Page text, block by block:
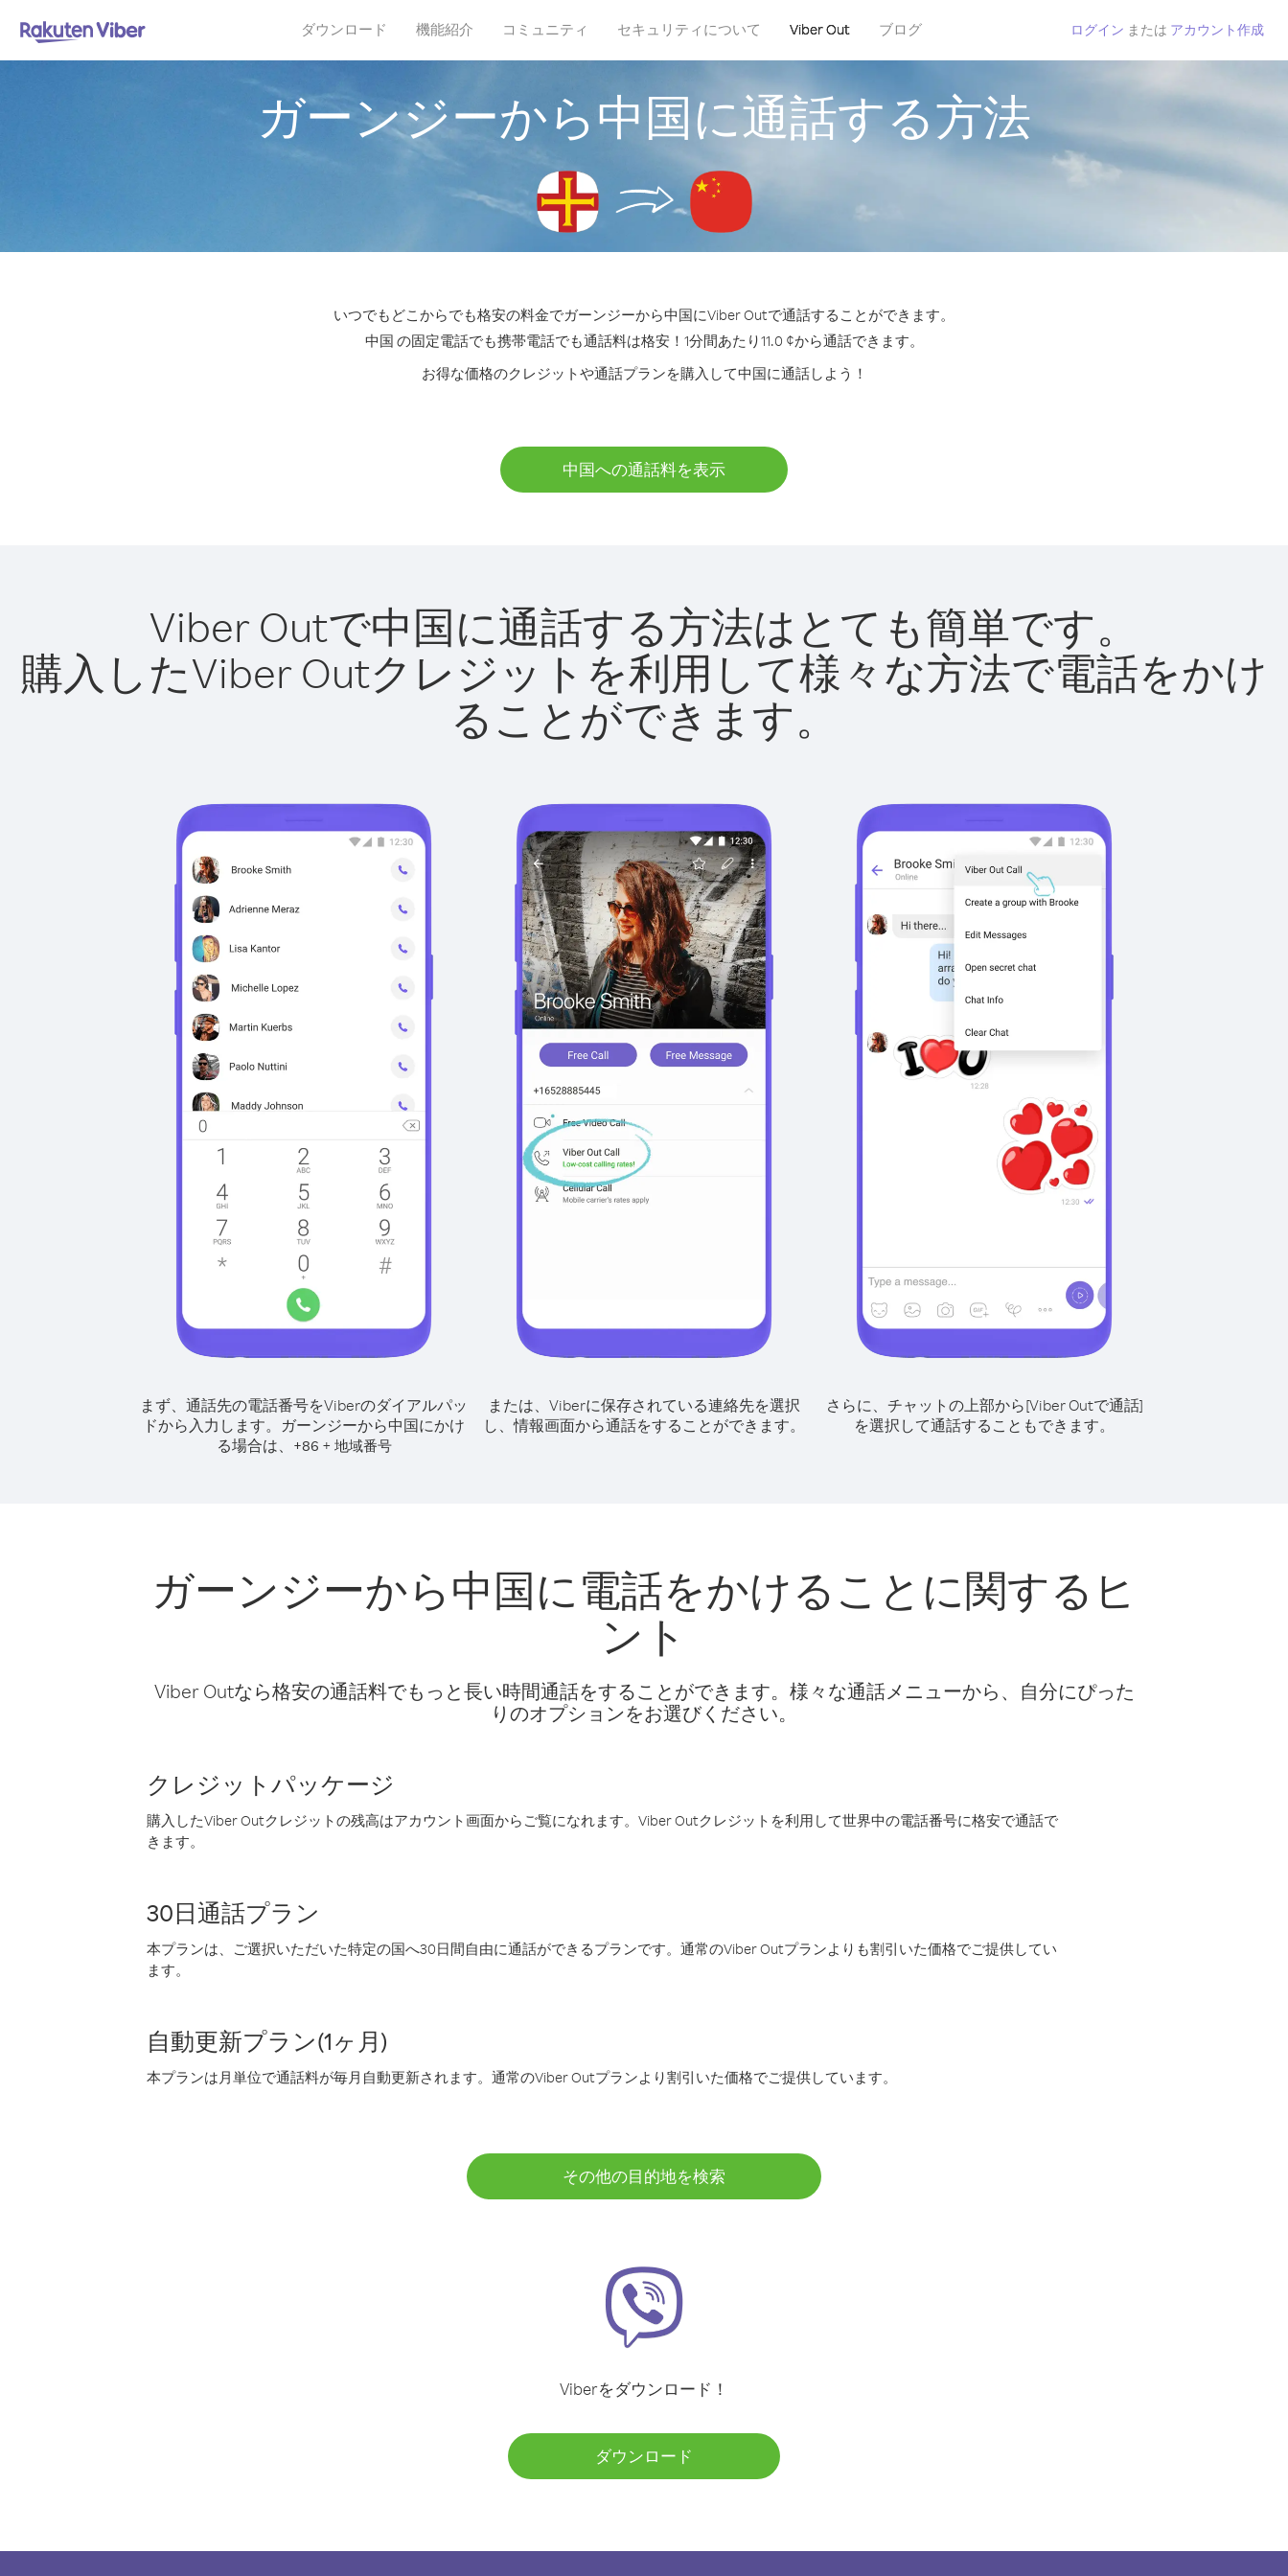
ダウンロード 機能紹介 コミュニティ セキュリティについて Viber Out ブログ ログイン または アカウント作成
ガーンジーから中国に通話する方法
いつでもどこからでも格安の料金でガーンジーから中国にViber Outで通話することができます。
中国 の固定電話でも携帯電話でも通話料は格安！1分間あたり11.0 ¢から通話できます。
お得な価格のクレジットや通話プランを購入して中国に通話しよう！
中国への通話料を表示
Viber Outで中国に通話する方法はとても簡単です。
購入したViber Outクレジットを利用して様々な方法で電話をかけ
ることができます。
まず、通話先の電話番号をViberのダイアルパッ
ドから入力します。 ガーンジーから中国にかけ
る場合は、
+86 + 地域番号
または、Viberに保存されている連絡先を選択
し、情報画面から通話をすることができます。
さらに、チャットの上部から[Viber Outで通話]
を選択して通話することもできます。
ガーンジーから中国に電話をかけることに関するヒ
ント
Viber Outなら格安の通話料でもっと長い時間通話をすることができます。様々な通話メニューから、自分にぴった
りのオプションをお選びください。
クレジットパッケージ
購入したViber Outクレジットの残高はアカウント画面からご覧になれます。Viber Outクレジットを利用して世界中の電話番号に格安で通話で
きます。
30日通話プラン
本プランは、ご選択いただいた特定の国へ30日間自由に通話ができるプランです。通常のViber Outプランよりも割引いた価格でご提供してい
ます。
自動更新プラン(1ヶ月)
本プランは月単位で通話料が毎月自動更新されます。通常のViber Outプランより割引いた価格でご提供しています。
その他の目的地を検索
Viberをダウンロード！
ダウンロード